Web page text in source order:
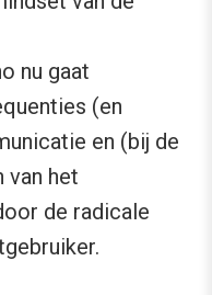
nu gaat
(en
en (bij de
van het
de radicale